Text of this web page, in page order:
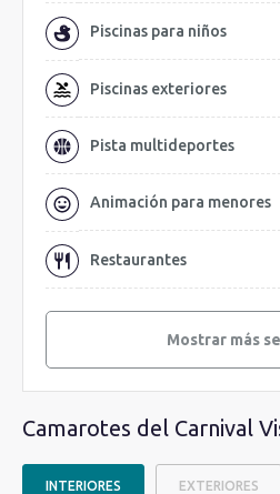
Piscinas para niños
Piscinas exteriores
Pista multideportes
Animación para menores
Restaurantes
Mostrar más
Camarotes del Carnival
INTERIORES EXTERIORES